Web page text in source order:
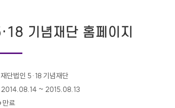
기념재단 홈페이지
기관명 :
재단법인 5·18 기념재단
인증기간 :
2014.08.14 ~ 2015.08.13
상태 :
만료